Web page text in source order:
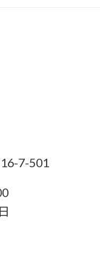
7-501